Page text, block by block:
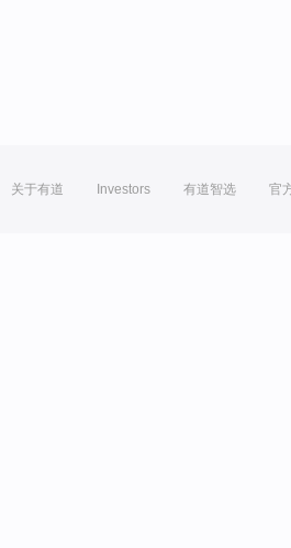
关于有道 Investors 有道智选 官